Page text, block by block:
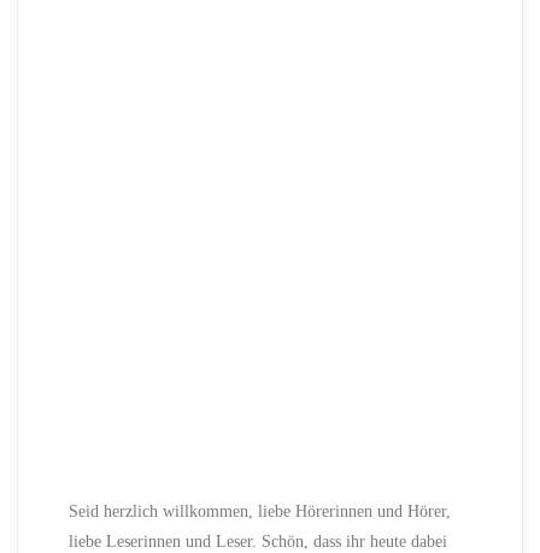
Seid herzlich willkommen, liebe Hörerinnen und Hörer,
liebe Leserinnen und Leser. Schön, dass ihr heute dabei